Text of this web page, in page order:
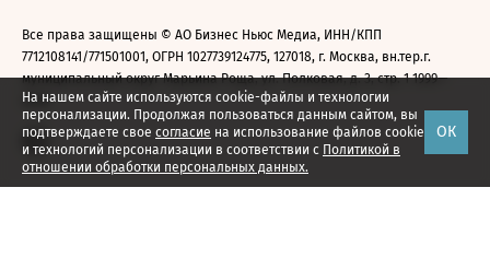
На нашем сайте используются cookie-файлы и технологии
персонализации. Продолжая пользоваться данным сайтом, вы
подтверждаете свое согласие на использование файлов cookie
и технологий персонализации в соответствии с Политикой в
отношении обработки персональных данных.
ОК
Все права защищены © АО Бизнес Ньюс Медиа, ИНН/КПП
7712108141/771501001, ОГРН 1027739124775, 127018, г. Москва, вн.тер.г.
муниципальный округ Марьина Роща, ул. Полковая, д. 3, стр. 1 1999—
2026